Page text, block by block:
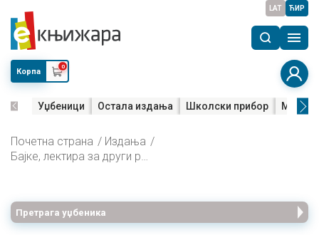
LAT ЋИР
Корпа
0
Уџбеници Остала издања Школски прибор Мала
Почетна страна
Издања
Бајке, лектира за други разред
Претрага уџбеника